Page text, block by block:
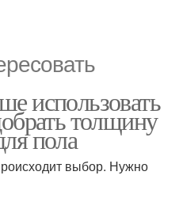
использовать
толщину
пола
выбор. Нужно